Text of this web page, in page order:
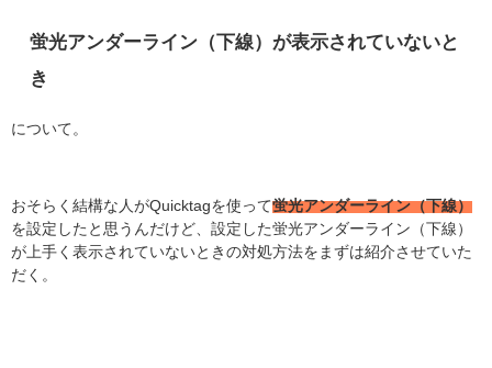
蛍光アンダーライン（下線）が表示されていないと
き
について。
おそらく結構な人がQuicktagを使って蛍光アンダーライン（下線）
を設定したと思うんだけど、設定した蛍光アンダーライン（下線）
が上手く表示されていないときの対処方法をまずは紹介させていた
だく。